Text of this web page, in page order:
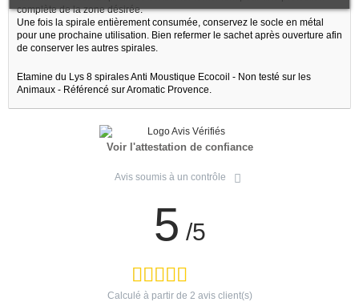
complète de la zone désirée.
Une fois la spirale entièrement consumée, conservez le socle en métal
pour une prochaine utilisation. Bien refermer le sachet après ouverture afin
de conserver les autres spirales.
Etamine du Lys 8 spirales Anti Moustique Ecocoil - Non testé sur les
Animaux - Référencé sur Aromatic Provence.
Voir l'attestation de confiance
Avis soumis à un contrôle
5 /5
Calculé à partir de 2 avis client(s)